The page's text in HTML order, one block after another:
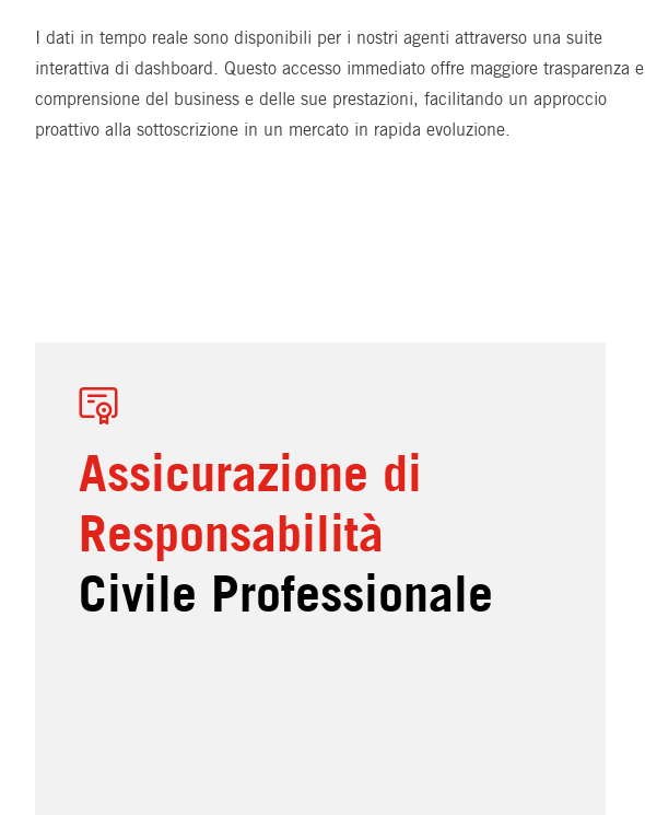
I dati in tempo reale sono disponibili per i nostri agenti attraverso una suite
interattiva di dashboard. Questo accesso immediato offre maggiore trasparenza e
comprensione del business e delle sue prestazioni, facilitando un approccio
proattivo alla sottoscrizione in un mercato in rapida evoluzione.
Assicurazione di
Responsabilità
Civile Professionale